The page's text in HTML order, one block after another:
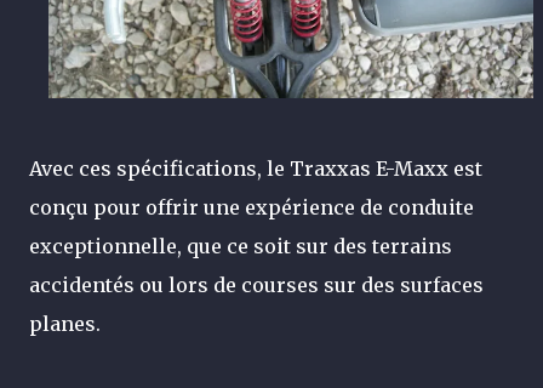
Avec ces spécifications, le Traxxas E-Maxx est
conçu pour offrir une expérience de conduite
exceptionnelle, que ce soit sur des terrains
accidentés ou lors de courses sur des surfaces
planes.